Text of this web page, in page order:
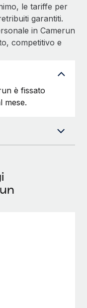
le tariffe per
garantiti.
in Camerun
competitivo e
è fissato
mese.